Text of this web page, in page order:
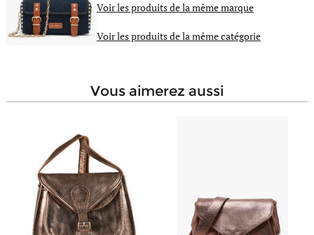
Voir les produits de la même marque
Voir les produits de la même catégorie
vous aimerez aussi